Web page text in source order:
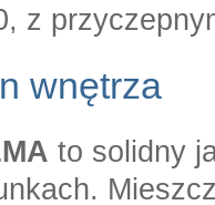
z
wnętrza
to solidny